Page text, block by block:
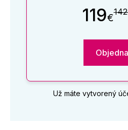
119€
Už máte vytvorený